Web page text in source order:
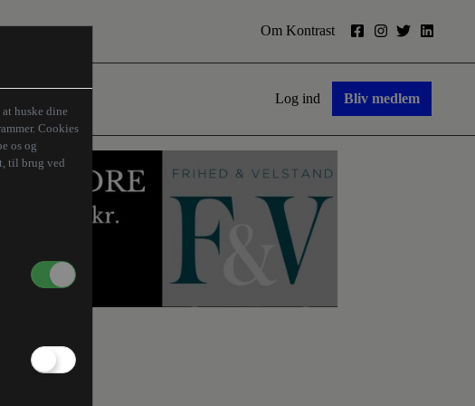
huske dine
Cookies
os og
til brug ved
Om Kontrast
Log ind Bliv medlem